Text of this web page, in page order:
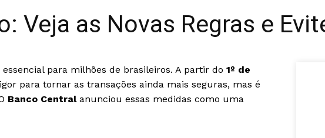
Veja as Novas Regras e
essencial para milhões de brasileiros. A partir do 1º de
para tornar as transações ainda mais seguras, mas é
Banco Centralanunciou essas medidas como uma